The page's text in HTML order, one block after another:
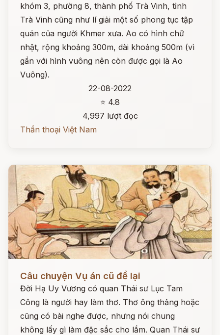
khóm 3, phường 8, thành phố Trà Vinh, tỉnh
Trà Vinh cũng như lí giải một số phong tục tập
quán của người Khmer xưa. Ao có hình chữ
nhật, rộng khoảng 300m, dài khoảng 500m (vì
gần với hình vuông nên còn được gọi là Ao
Vuông).
22-08-2022
⭐ 4.8
4,997 lượt đọc
Thần thoại Việt Nam
Câu chuyện Vụ án cũ để lại
Đời Hạ Uy Vương có quan Thái sư Lục Tam
Công là người hay làm thơ. Thơ ông thảng hoặc
cũng có bài nghe được, nhưng nói chung
không lấy gì làm đặc sắc cho lắm. Quan Thái sư